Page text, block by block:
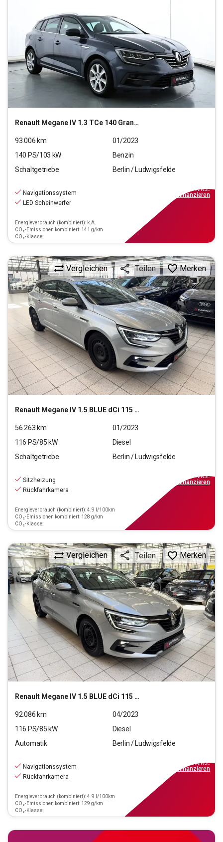
Renault Megane IV 1.3 TCe 140 Grandtour Intens GPF (EU6 d)
93.006 km
01/2023
140 PS/103 kW
Benzin
Schaltgetriebe
Berlin / Ludwigsfelde
Navigationssystem
LED Scheinwerfer
Energieverbrauch (kombiniert): k.A.
CO₂-Emissionen kombiniert: 141 g/km
CO₂-Klasse:
inkl.MwSt.
finanzieren
Renault Megane IV 1.5 BLUE dCi 115 Grandtour Equilibre (EU
Vergleichen Teilen Merken
56.263 km
01/2023
116 PS/85 kW
Diesel
Schaltgetriebe
Berlin / Ludwigsfelde
Sitzheizung
Rückfahrkamera
Energieverbrauch (kombiniert): 4.9 l/100km
CO₂-Emissionen kombiniert: 128 g/km
CO₂-Klasse:
inkl.MwSt.
finanzieren
Renault Megane IV 1.5 BLUE dCi 115 Grandtour Equilibre (EU
Vergleichen Teilen Merken
92.086 km
04/2023
116 PS/85 kW
Diesel
Automatik
Berlin / Ludwigsfelde
Navigationssystem
Rückfahrkamera
Energieverbrauch (kombiniert): 4.9 l/100km
CO₂-Emissionen kombiniert: 129 g/km
CO₂-Klasse:
inkl.MwSt.
finanzieren